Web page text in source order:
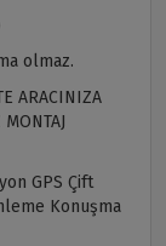
olmaz.
ARACINIZA
GPS Çift
Konuşma